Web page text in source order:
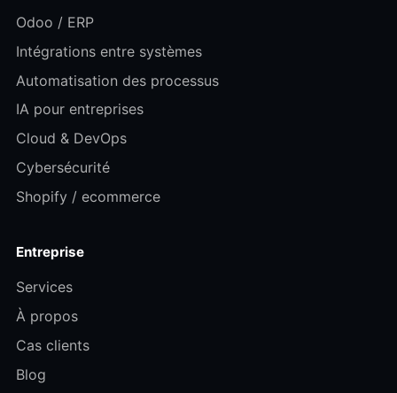
Odoo / ERP
Intégrations entre systèmes
Automatisation des processus
IA pour entreprises
Cloud & DevOps
Cybersécurité
Shopify / ecommerce
Entreprise
Services
À propos
Cas clients
Blog